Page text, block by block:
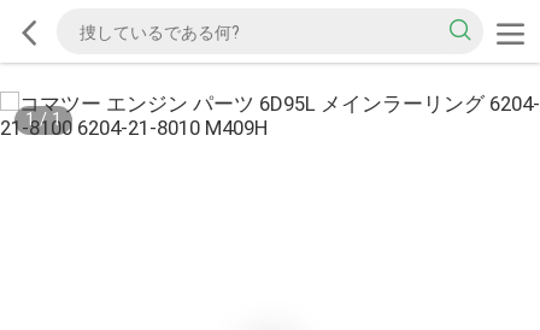
1/ 1